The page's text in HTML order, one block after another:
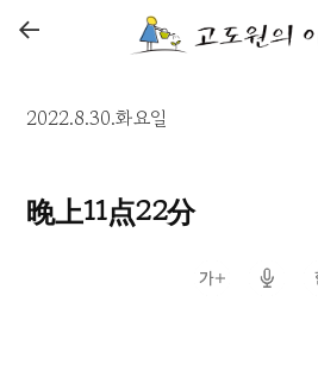
←
2022.8.30.화요일
晚上11点22分